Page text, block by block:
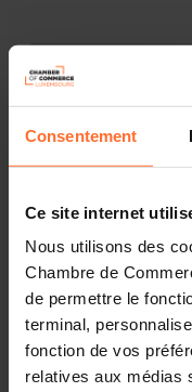
Consentement
Ce site internet
Nous utilisons des
Chambre de
de permettre le
terminal,
fonction de vos
relatives aux médias
Découvrez les aides
d’entreprise !